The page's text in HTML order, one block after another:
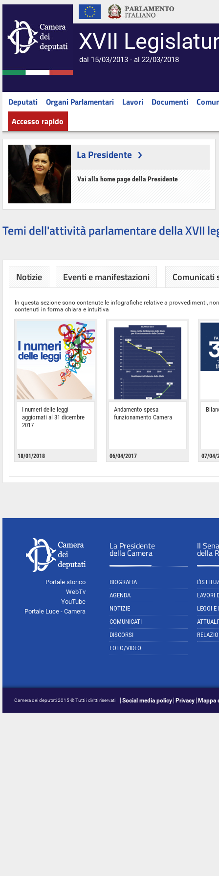
XVII
dal 15/03/2013 - al 22/03/2018
Deputati Organi Parlamentari Lavori Documenti
Accesso rapido
La Presidente
Vai alla home page della Presidente
Temi dell'attività parlamentare della XVII
Notizie Eventi e manifestazioni Comunicati
In questa sezione sono contenute le infografiche relative a provvedimenti,
contenuti in forma chiara e intuitiva
I numeri delle leggi
aggiornati al 31 dicembre
2017
18/01/2018
Andamento spesa
funzionamento Camera
06/04/2017 07/04/
Portale storico
WebTv
YouTube
Portale Luce - Camera
La Presidente
della Camera
BIOGRAFIA
AGENDA
NOTIZIE
COMUNICATI
DISCORSI
FOTO/VIDEO
Il
della
LAVORI
LEGGI E
Camera dei deputati 2015 © Tutti i diritti riservati Social media policy Privacy Mappa